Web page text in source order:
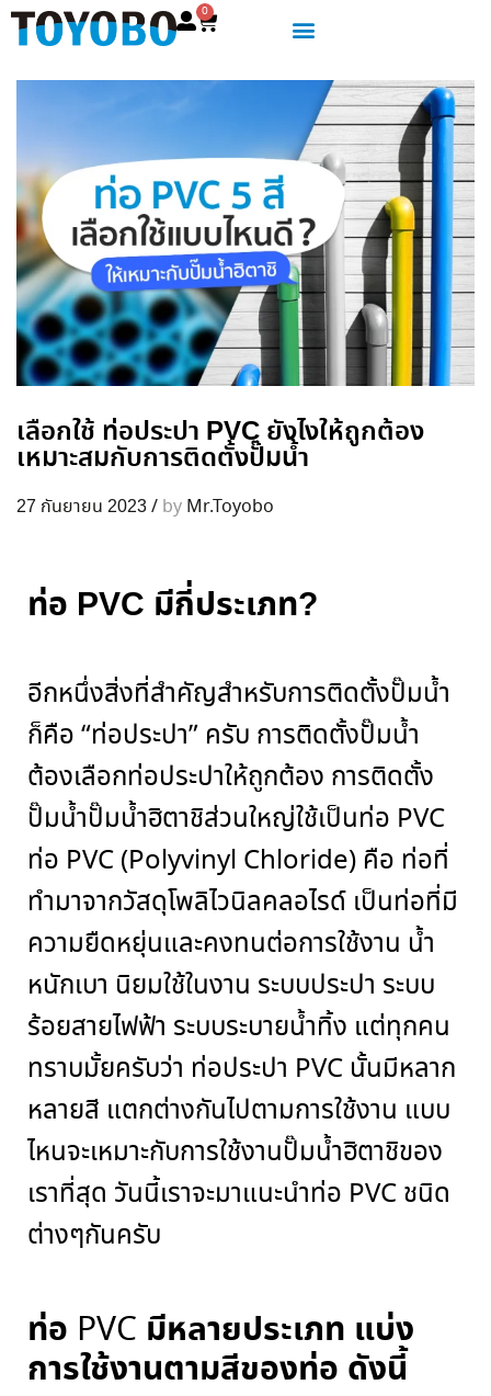
0
เลือกใช้ ท่อประปา PVC ยังไงให้ถูกต้อง
เหมาะสมกับการติดตั้งปั๊มน้ำ
27 กันยายน 2023/ by Mr.Toyobo
ท่อ PVC มีกี่ประเภท?
อีกหนึ่งสิ่งที่สำคัญสำหรับการติดตั้งปั๊มน้ำ
ก็คือ “ท่อประปา” ครับ การติดตั้งปั๊มน้ำ
ต้องเลือกท่อประปาให้ถูกต้อง การติดตั้ง
ปั๊มน้ำปั๊มน้ำฮิตาชิส่วนใหญ่ใช้เป็นท่อ PVC
ท่อ PVC (Polyvinyl Chloride) คือ ท่อที่
ทำมาจากวัสดุโพลิไวนิลคลอไรด์ เป็นท่อที่มี
ความยืดหยุ่นและคงทนต่อการใช้งาน น้ำ
หนักเบา นิยมใช้ในงาน ระบบประปา ระบบ
ร้อยสายไฟฟ้า ระบบระบายน้ำทิ้ง แต่ทุกคน
ทราบมั้ยครับว่า ท่อประปา PVC นั้นมีหลาก
หลายสี แตกต่างกันไปตามการใช้งาน แบบ
ไหนจะเหมาะกับการใช้งานปั๊มน้ำฮิตาชิของ
เราที่สุด วันนี้เราจะมาแนะนำท่อ PVC ชนิด
ต่างๆกันครับ
ท่อ PVC มีหลายประเภท แบ่ง
การใช้งานตามสีของท่อ ดังนี้